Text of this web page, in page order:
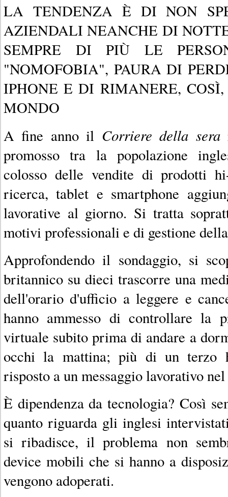
LA TENDENZA È DI NON
AZIENDALI NEANCHE DI
SEMPRE DI PIÙ LE
"NOMOFOBIA", PAURA DI
IPHONE E DI RIMANERE,
MONDO
A fine anno il Corriere della sera
promosso tra la popolazione
colosso delle vendite di prodotti
ricerca, tablet e smartphone
lavorative al giorno. Si tratta
motivi professionali e di gestione
Approfondendo il sondaggio, si
britannico su dieci trascorre una
dell'orario d'ufficio a leggere e
hanno ammesso di controllare la
virtuale subito prima di andare a
occhi la mattina; più di un terzo
risposto a un messaggio lavorativo
È dipendenza da tecnologia? Così
quanto riguarda gli inglesi
si ribadisce, il problema non
device mobili che si hanno a
vengono adoperati.